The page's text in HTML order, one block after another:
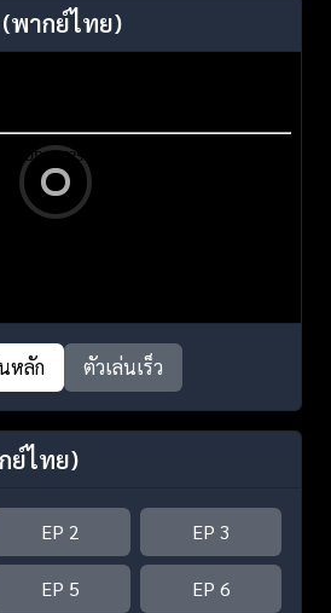
(พากย์ไทย)
หลัก ตัวเล่นเร็ว
ย์ไทย)
EP 2 EP 3
EP 5 EP 6